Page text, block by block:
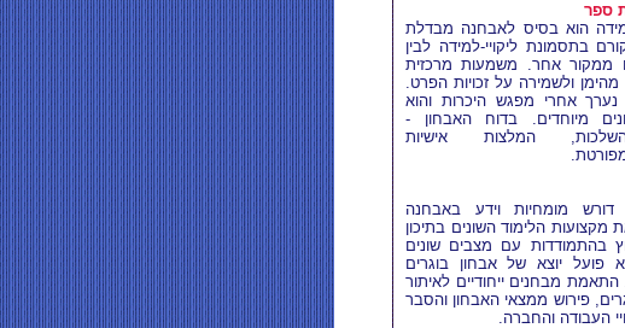
ספר
למידה הוא בסיס לאבחנה מבדלת
בתסמונת ליקויי-למידה לבין
ממקור אחר. משמעות מרכזית
מהימן ולשמירה על זכויות הפרט.
אחרי מפגש היכרות והוא
מיוחדים. בדוח האבחון -
המלצות אישיות
דורש מומחיות וידע באבחנה
מקצועות הלימוד השונים בתיכון
בהתמודדות עם מצבים שונים
פועל יוצא של אבחון בוגרים
התאמת מבחנים ייחודיים לאיתור
פירוש ממצאי האבחון והסבר
העבודה והחברה.